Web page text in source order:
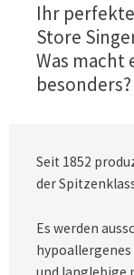
Ihr
Store
Was macht
besonders?
Seit 1852
der
Es werden
hypoallergenes